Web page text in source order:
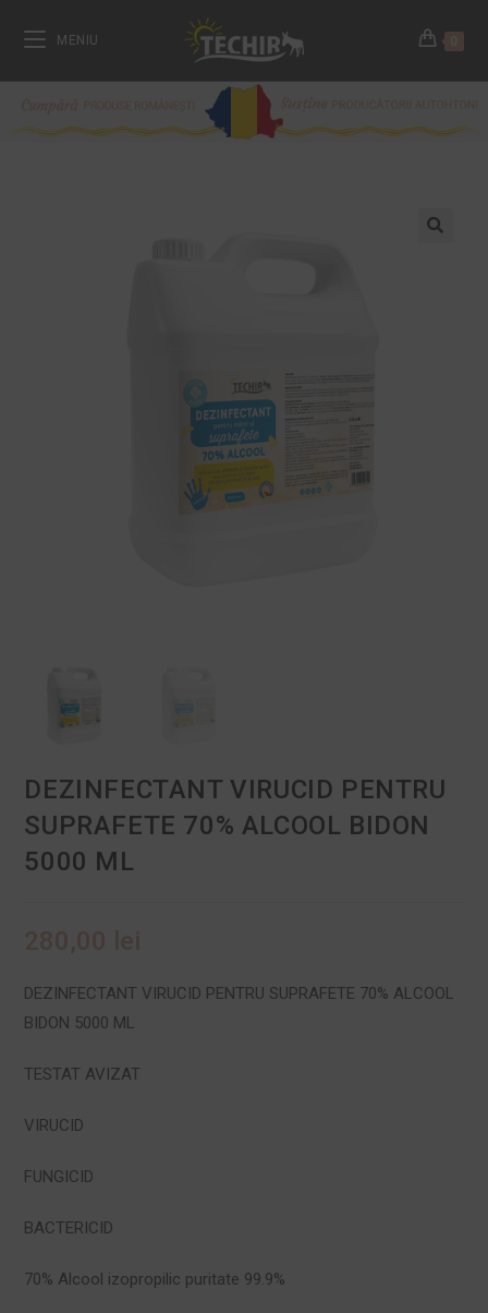
MENIU
DEZINFECTANT VIRUCID PENTRU
SUPRAFETE 70% ALCOOL BIDON
5000 ML
DEZINFECTANT VIRUCID PENTRU SUPRAFETE 70% ALCOOL
BIDON 5000 ML
TESTAT AVIZAT
VIRUCID
FUNGICID
BACTERICID
70% Alcool izopropilic puritate 99.9%